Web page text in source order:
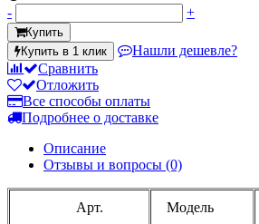
-
+
Купить
Купить в 1 клик
Нашли дешевле?
Сравнить
Отложить
Все способы оплаты
Подробнее о доставке
Описание
Отзывы и вопросы (0)
Арт. Модель